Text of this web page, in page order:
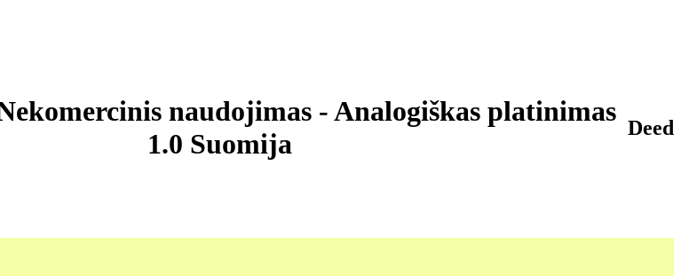
naudojimas - Analogiškas platinimas
1.0 Suomija
Deed